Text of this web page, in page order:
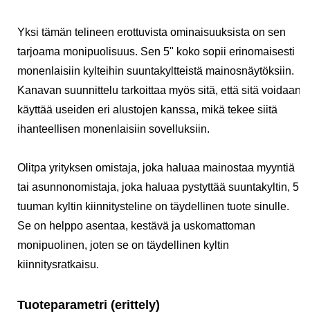
Yksi tämän telineen erottuvista ominaisuuksista on sen
tarjoama monipuolisuus. Sen 5" koko sopii erinomaisesti
monenlaisiin kylteihin suuntakyltteistä mainosnäytöksiin.
Kanavan suunnittelu tarkoittaa myös sitä, että sitä voidaan
käyttää useiden eri alustojen kanssa, mikä tekee siitä
ihanteellisen monenlaisiin sovelluksiin.
Olitpa yrityksen omistaja, joka haluaa mainostaa myyntiä
tai asunnonomistaja, joka haluaa pystyttää suuntakyltin, 5
tuuman kyltin kiinnitysteline on täydellinen tuote sinulle.
Se on helppo asentaa, kestävä ja uskomattoman
monipuolinen, joten se on täydellinen kyltin
kiinnitysratkaisu.
Tuoteparametri (erittely)